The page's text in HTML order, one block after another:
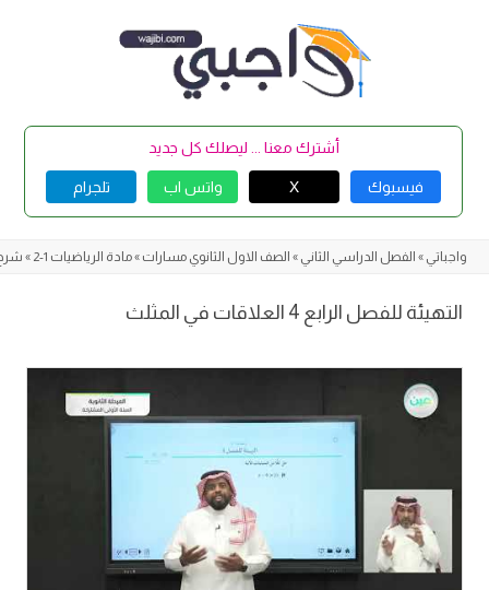
أشترك معنا ... ليصلك كل جديد
فيسبوك X واتس اب تلجرام
واجباتي » الفصل الدراسي الثاني » الصف الاول الثانوي مسارات »مادة الرياضيات 1-2 » شرح
التهيئة للفصل الرابع 4 العلاقات في المثلث